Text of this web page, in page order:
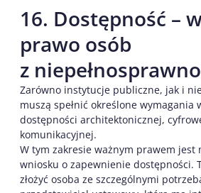
16. Dostępność –
prawo osób
z
Zarówno instytucje publiczne, jak i
muszą spełnić określone wymagania
dostępności architektonicznej,
komunikacyjnej.
W tym zakresie ważnym prawem jest
wniosku o zapewnienie dostępności.
złożyć osoba ze szczególnymi